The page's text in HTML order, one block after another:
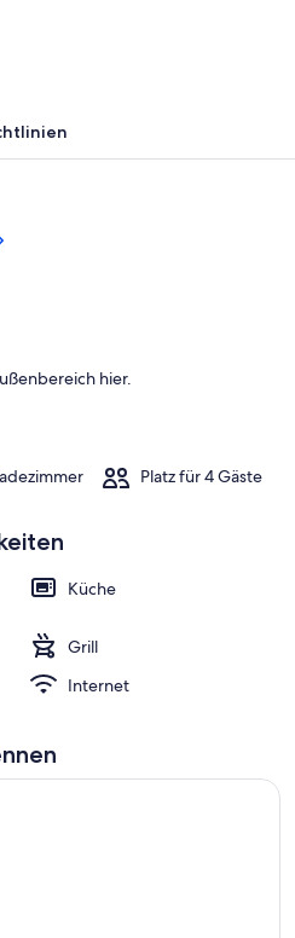
Unterkunftsgelände
hier.
Platz für 4 Gäste
Küche
Grill
Internet